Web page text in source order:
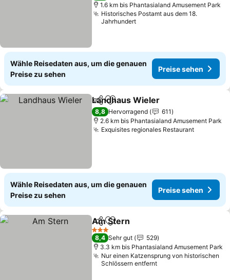
1.6 km bis Phantasialand Amusement Park
Historisches Postamt aus dem 18.
Jahrhundert
Wähle Reisedaten aus, um die genauen
Preise zu sehen
Preise sehen
TeilenZu Favoriten hinzufügen
Landhaus Wieler
8,8 Hervorragend
611
2.6 km bis Phantasialand Amusement Park
Exquisites regionales Restaurant
Wähle Reisedaten aus, um die genauen
Preise zu sehen
Preise sehen
TeilenZu Favoriten hinzufügen
Am Stern
3 Sterne
8,4 Sehr gut
529
3.3 km bis Phantasialand Amusement Park
Nur einen Katzensprung von historischen
Schlössern entfernt